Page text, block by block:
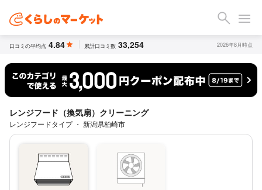
口コミの平均点 4.84 累計口コミ数 33,254 2026年8月時点
レンジフード（換気扇）クリーニング
レンジフードタイプ ・ 新潟県柏崎市